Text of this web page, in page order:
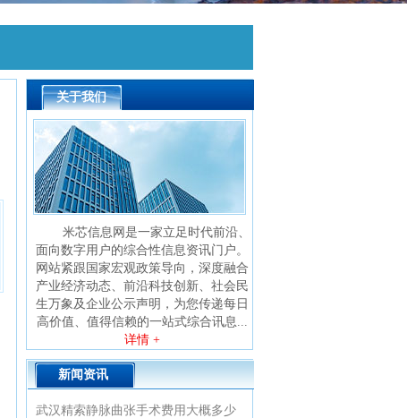
关于我们
米芯信息网是一家立足时代前沿、
面向数字用户的综合性信息资讯门户。
网站紧跟国家宏观政策导向，深度融合
产业经济动态、前沿科技创新、社会民
生万象及企业公示声明，为您传递每日
高价值、值得信赖的一站式综合讯息...
详情 +
新闻资讯
武汉精索静脉曲张手术费用大概多少